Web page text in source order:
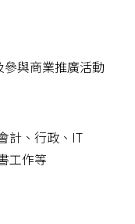
參與商業推廣活動
計、行政、IT
工作等